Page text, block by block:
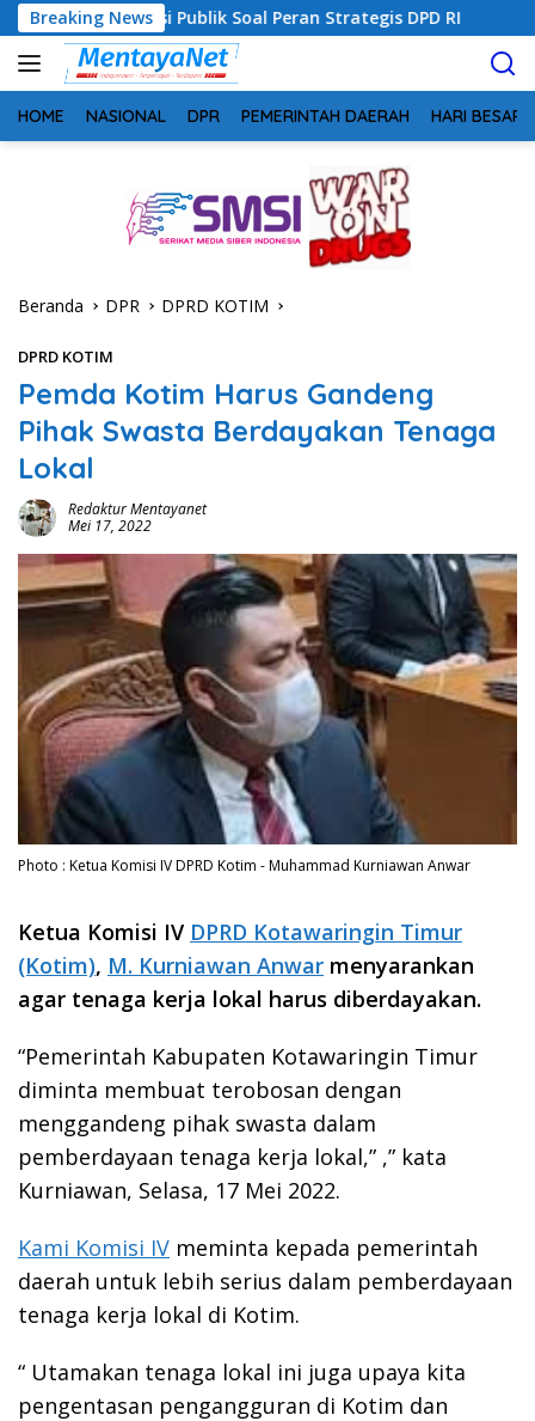
Langsung
ke
konten
Breaking News
Publik Soal Peran Strategis DPD RI Sinergi Perang
HOME NASIONAL DPR PEMERINTAH DAERAH HARI BESAR
Beranda DPR DPRD KOTIM
DPRD KOTIM
Pemda Kotim Harus Gandeng
Pihak Swasta Berdayakan Tenaga
Lokal
Redaktur Mentayanet
Mei 17, 2022
Photo : Ketua Komisi IV DPRD Kotim - Muhammad Kurniawan Anwar
Ketua Komisi IV DPRD Kotawaringin Timur
(Kotim), M. Kurniawan Anwar menyarankan
agar tenaga kerja lokal harus diberdayakan.
“Pemerintah Kabupaten Kotawaringin Timur
diminta membuat terobosan dengan
menggandeng pihak swasta dalam
pemberdayaan tenaga kerja lokal,” ,” kata
Kurniawan, Selasa, 17 Mei 2022.
Kami Komisi IV meminta kepada pemerintah
daerah untuk lebih serius dalam pemberdayaan
tenaga kerja lokal di Kotim.
“ Utamakan tenaga lokal ini juga upaya kita
pengentasan pengangguran di Kotim dan